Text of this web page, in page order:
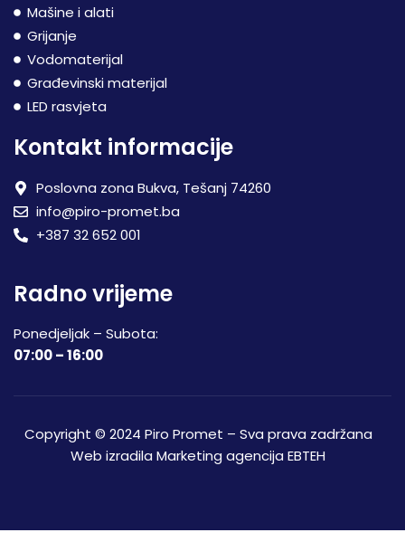
Mašine i alati
Grijanje
Vodomaterijal
Građevinski materijal
LED rasvjeta
Kontakt informacije
Poslovna zona Bukva, Tešanj 74260
info@piro-promet.ba
+387 32 652 001
Radno vrijeme
Ponedjeljak – Subota:
07:00 – 16:00
Copyright © 2024 Piro Promet – Sva prava zadržana
Web izradila Marketing agencija EBTEH